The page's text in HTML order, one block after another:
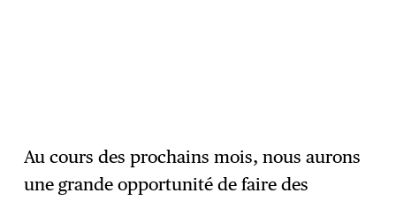
Au cours des prochains mois, nous aurons
une grande opportunité de faire des